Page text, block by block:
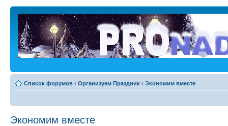
Список форумов ‹ Организуем Праздник ‹ Экономим вместе
Экономим вместе